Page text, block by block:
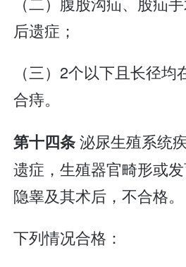
后遗症；
（三）2个以下且长径
合痔。
第十四条泌尿生殖系统
遗症，生殖器官畸形或
隐睾及其术后，不合格。
下列情况合格：